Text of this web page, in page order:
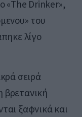
«The Drinker»,
του
λίγο
σειρά
βρετανική
ξαφνικά και